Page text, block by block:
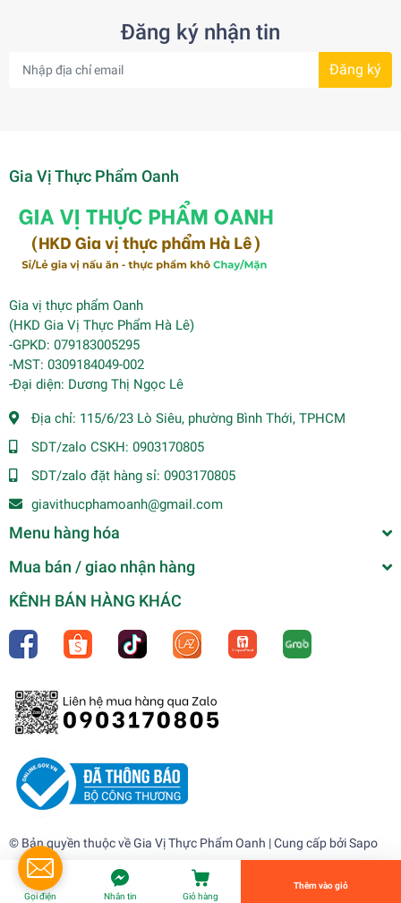
Đăng ký nhận tin
Đăng ký
Gia Vị Thực Phẩm Oanh
Gia vị thực phẩm Oanh
(HKD Gia Vị Thực Phẩm Hà Lê)
-GPKD: 079183005295
-MST: 0309184049-002
-Đại diện: Dương Thị Ngọc Lê
Địa chỉ: 115/6/23 Lò Siêu, phường Bình Thới, TPHCM
SDT/zalo CSKH: 0903170805
SDT/zalo đặt hàng sỉ: 0903170805
giavithucphamoanh@gmail.com
Menu hàng hóa
Mua bán / giao nhận hàng
KÊNH BÁN HÀNG KHÁC
© Bản quyền thuộc vềGia Vị Thực Phẩm Oanh | Cung cấp bởiSapo
35.000₫
undefined
Tiến Hành Thanh Toán
Gọi điện Nhắn tin Giỏ hàng
Thêm vào giỏ